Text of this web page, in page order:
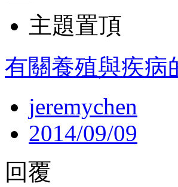
主題置頂
有關養殖與疾病
jeremychen
2014/09/09
回覆